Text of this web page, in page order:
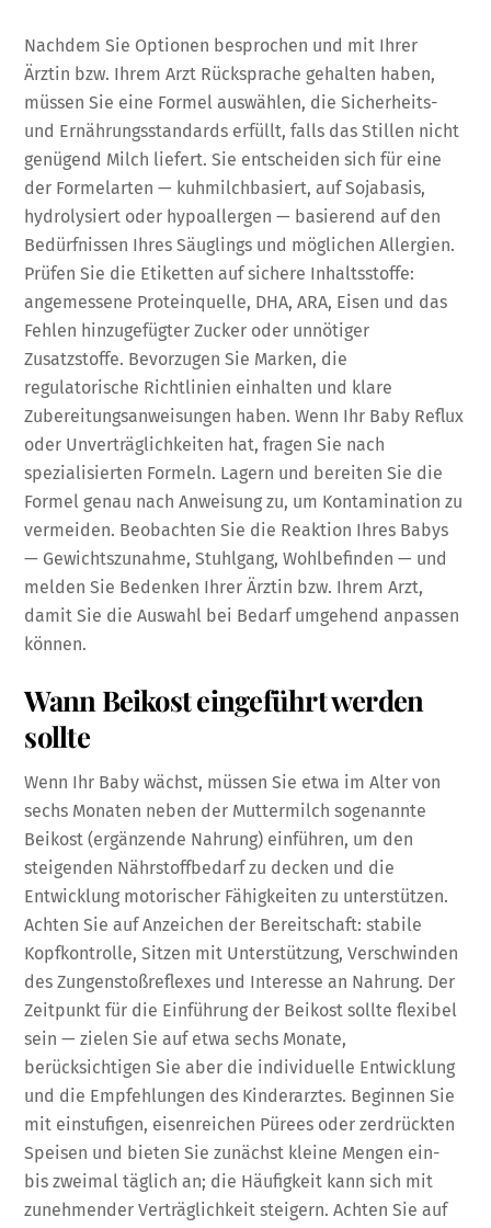
Nachdem Sie Optionen besprochen und mit Ihrer
Ärztin bzw. Ihrem Arzt Rücksprache gehalten haben,
müssen Sie eine Formel auswählen, die Sicherheits-
und Ernährungsstandards erfüllt, falls das Stillen nicht
genügend Milch liefert. Sie entscheiden sich für eine
der Formelarten — kuhmilchbasiert, auf Sojabasis,
hydrolysiert oder hypoallergen — basierend auf den
Bedürfnissen Ihres Säuglings und möglichen Allergien.
Prüfen Sie die Etiketten auf sichere Inhaltsstoffe:
angemessene Proteinquelle, DHA, ARA, Eisen und das
Fehlen hinzugefügter Zucker oder unnötiger
Zusatzstoffe. Bevorzugen Sie Marken, die
regulatorische Richtlinien einhalten und klare
Zubereitungsanweisungen haben. Wenn Ihr Baby Reflux
oder Unverträglichkeiten hat, fragen Sie nach
spezialisierten Formeln. Lagern und bereiten Sie die
Formel genau nach Anweisung zu, um Kontamination zu
vermeiden. Beobachten Sie die Reaktion Ihres Babys
— Gewichtszunahme, Stuhlgang, Wohlbefinden — und
melden Sie Bedenken Ihrer Ärztin bzw. Ihrem Arzt,
damit Sie die Auswahl bei Bedarf umgehend anpassen
können.
Wann Beikost eingeführt werden
sollte
Wenn Ihr Baby wächst, müssen Sie etwa im Alter von
sechs Monaten neben der Muttermilch sogenannte
Beikost (ergänzende Nahrung) einführen, um den
steigenden Nährstoffbedarf zu decken und die
Entwicklung motorischer Fähigkeiten zu unterstützen.
Achten Sie auf Anzeichen der Bereitschaft: stabile
Kopfkontrolle, Sitzen mit Unterstützung, Verschwinden
des Zungenstoßreflexes und Interesse an Nahrung. Der
Zeitpunkt für die Einführung der Beikost sollte flexibel
sein — zielen Sie auf etwa sechs Monate,
berücksichtigen Sie aber die individuelle Entwicklung
und die Empfehlungen des Kinderarztes. Beginnen Sie
mit einstufigen, eisenreichen Pürees oder zerdrückten
Speisen und bieten Sie zunächst kleine Mengen ein-
bis zweimal täglich an; die Häufigkeit kann sich mit
zunehmender Verträglichkeit steigern. Achten Sie auf